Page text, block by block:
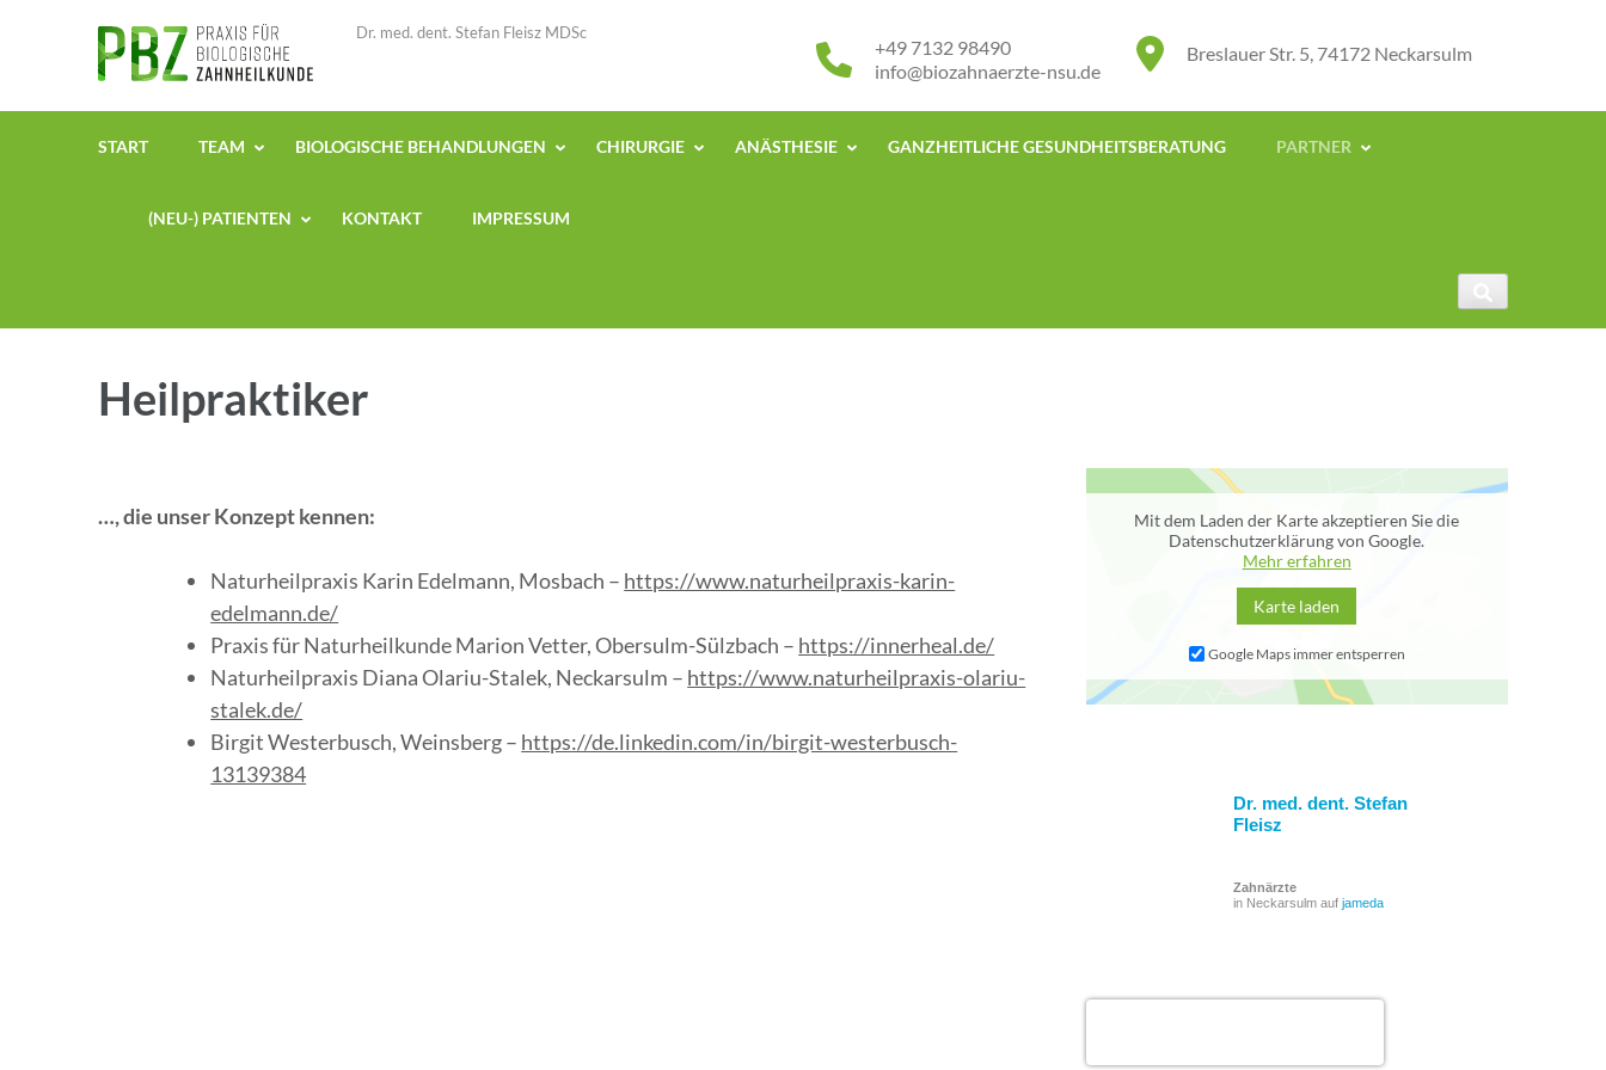
(Enter
Dr. med. dent. Stefan Fleisz MDSc
Breslauer Str. 5, 74172 Neckarsulm
+49 7132 98490
info@biozahnaerzte-nsu.de
START TEAM BIOLOGISCHE BEHANDLUNGEN CHIRURGIE ANÄSTHESIE GANZHEITLICHE GESUNDHEITSBERATUNG PARTNER
(NEU-) PATIENTEN KONTAKT IMPRESSUM
Heilpraktiker
…, die unser Konzept kennen:
Naturheilpraxis Karin Edelmann, Mosbach – https://www.naturheilpraxis-karin-
edelmann.de/
Praxis für Naturheilkunde Marion Vetter, Obersulm-Sülzbach – https://innerheal.de/
Naturheilpraxis Diana Olariu-Stalek, Neckarsulm – https://www.naturheilpraxis-olariu-
stalek.de/
Birgit Westerbusch, Weinsberg – https://de.linkedin.com/in/birgit-westerbusch-
13139384
Mit dem Laden der Karte akzeptieren Sie die
Datenschutzerklärung von Google.
Mehr erfahren
Karte laden
Google Maps immer entsperren
Dr. med. dent. Stefan
Fleisz
Zahnärzte
in Neckarsulm auf jameda